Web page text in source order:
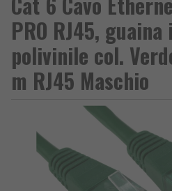
PRO RJ45,
polivinile col.
m RJ45 Maschio